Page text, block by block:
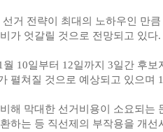
거 전략이 최대의 노하우인 만
가 엇갈릴 것으로 전망되고 있다.
10일부터 12일까지 3일간 후보
펼쳐질 것으로 예상되고 있으며
해 막대한 선거비용이 소요되는
하는 등 직선제의 부작용을 개